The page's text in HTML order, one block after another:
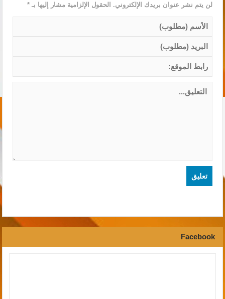
لن يتم نشر عنوان بريدك الإلكتروني. الحقول الإلزامية مشار إليها بـ*
Facebook